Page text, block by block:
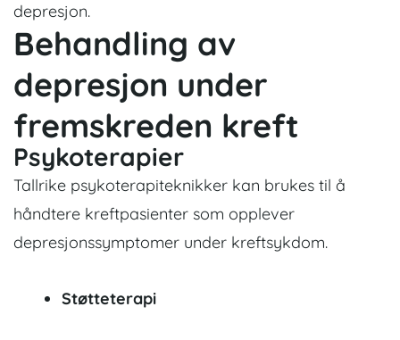
depresjon.
Behandling av
depresjon under
fremskreden kreft
Psykoterapier
Tallrike psykoterapiteknikker kan brukes til å
håndtere kreftpasienter som opplever
depresjonssymptomer under kreftsykdom.
Støtteterapi